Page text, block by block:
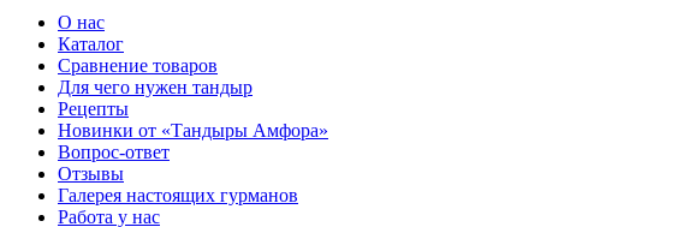
О нас
Каталог
Сравнение товаров
Для чего нужен тандыр
Рецепты
Новинки от «Тандыры Амфора»
Вопрос-ответ
Отзывы
Галерея настоящих гурманов
Работа у нас